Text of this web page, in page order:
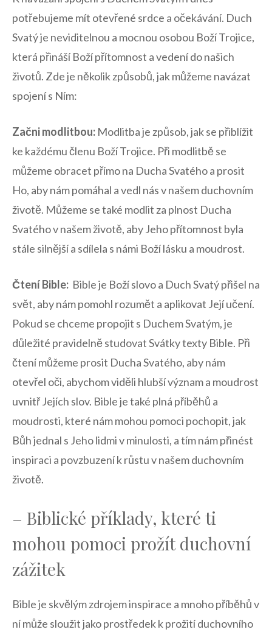
potřebujeme mít otevřené srdce a očekávání. Duch
Svatý je neviditelnou a mocnou⁤ osobou Boží Trojice,
která ‌přináší Boží ⁢přítomnost a vedení do našich
životů. Zde je několik způsobů, jak můžeme navázat
spojení s Ním:
Začni modlitbou: Modlitba je způsob, ​jak se přiblížit
ke každému členu Boží Trojice. Při modlitbě​ se
můžeme obracet přímo na ‌Ducha Svatého a ⁣prosit
Ho, aby nám pomáhal a​ vedl nás v našem duchovním
životě. Můžeme se také modlit za plnost Ducha⁣
Svatého v našem⁣ životě, aby Jeho přítomnost byla
stále‌ silnější a sdílela s námi Boží lásku a moudrost.
Čtení Bible: ‍ Bible je Boží slovo a Duch Svatý přišel na
svět, aby nám pomohl rozumět a aplikovat Její učení.
Pokud se chceme propojit s Duchem Svatým, je
důležité pravidelně studovat Svátky texty Bible. ⁤Při
čtení můžeme prosit Ducha Svatého, aby⁤ nám
otevřel ‍oči, abychom viděli hlubší význam ⁢a moudrost
uvnitř Jejích slov. Bible je také plná⁤ příběhů a
moudrosti, které nám mohou pomoci pochopit, jak
Bůh jednal​ s Jeho lidmi⁤ v minulosti, a tím nám⁣ přinést
inspiraci a povzbuzení k růstu v našem duchovním
životě.
– Biblické příklady, které ti
mohou pomoci prožít ⁢duchovní
zážitek
Bible je‌ skvělým zdrojem inspirace⁢ a mnoho příběhů v⁣
ní může sloužit jako prostředek k prožití duchovního